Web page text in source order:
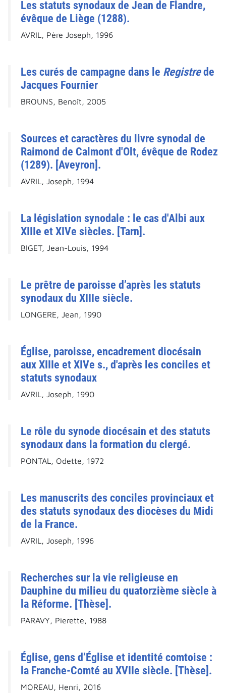
Les statuts synodaux de Jean de Flandre,
évêque de Liège (1288).
AVRIL, Père Joseph, 1996
Les curés de campagne dans le Registrede
Jacques Fournier
BROUNS, Benoît, 2005
Sources et caractères du livre synodal de
Raimond de Calmont d'Olt, évêque de Rodez
(1289). [Aveyron].
AVRIL, Joseph, 1994
La législation synodale : le cas d'Albi aux
XIIIe et XIVe siècles. [Tarn].
BIGET, Jean-Louis, 1994
Le prêtre de paroisse d’après les statuts
synodaux du XIIIe siècle.
LONGERE, Jean, 1990
Église, paroisse, encadrement diocésain
aux XIIIe et XIVe s., d'après les conciles et
statuts synodaux
AVRIL, Joseph, 1990
Le rôle du synode diocésain et des statuts
synodaux dans la formation du clergé.
PONTAL, Odette, 1972
Les manuscrits des conciles provinciaux et
des statuts synodaux des diocèses du Midi
de la France.
AVRIL, Joseph, 1996
Recherches sur la vie religieuse en
Dauphine du milieu du quatorzième siècle à
la Réforme. [Thèse].
PARAVY, Pierette, 1988
Église, gens d’Église et identité comtoise :
la Franche-Comté au XVIIe siècle. [Thèse].
MOREAU, Henri, 2016